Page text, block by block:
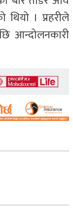
। प्रहरीले
आन्दोलनकारी